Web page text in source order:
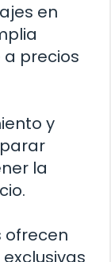
en
precios
y
la
ofrecen